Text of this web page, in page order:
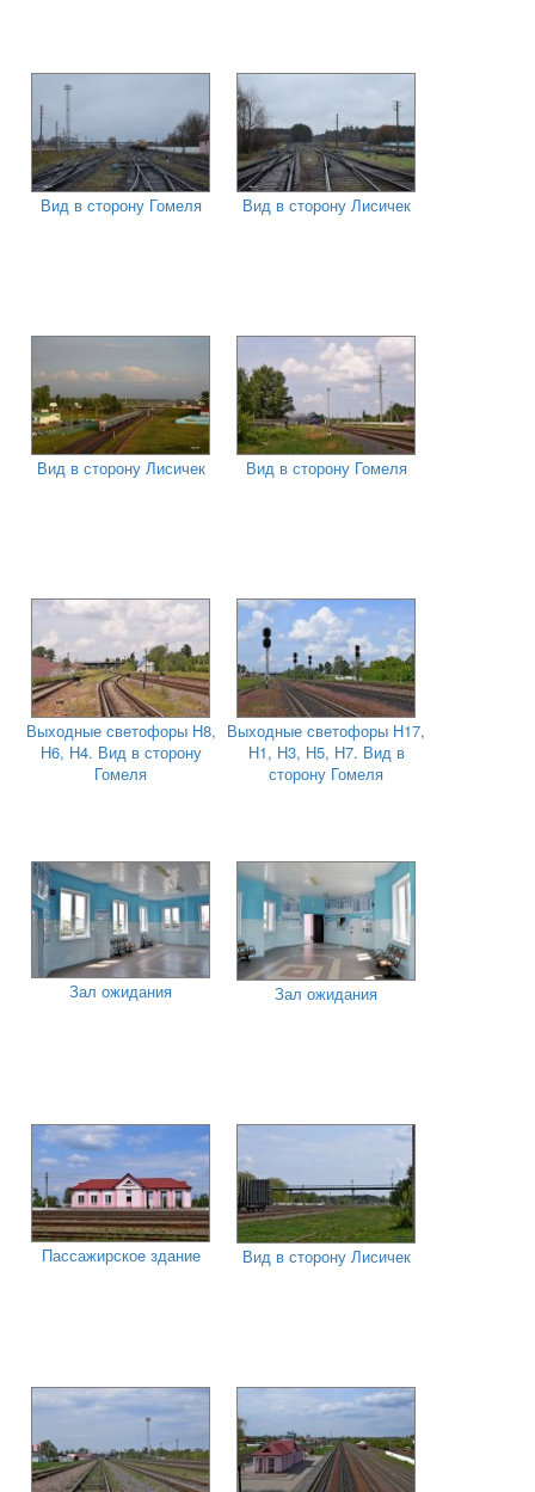
Вид в сторону Гомеля Вид в сторону Лисичек
Вид в сторону Лисичек Вид в сторону Гомеля
Выходные светофоры Н8,
Н6, Н4. Вид в сторону
Гомеля
Выходные светофоры Н17,
Н1, Н3, Н5, Н7. Вид в
сторону Гомеля
Зал ожидания Зал ожидания
Пассажирское здание Вид в сторону Лисичек